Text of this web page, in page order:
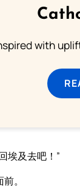
with
埃及去吧！”
。